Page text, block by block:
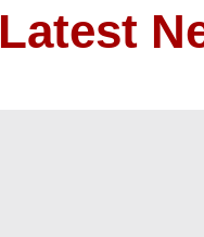
Latest